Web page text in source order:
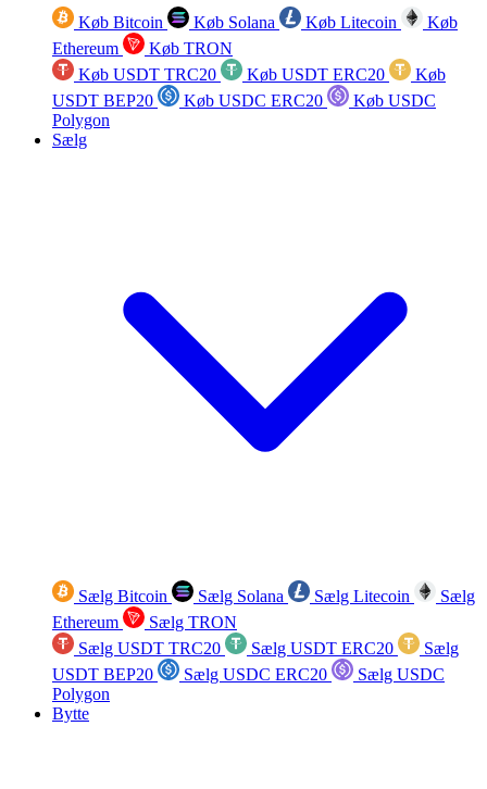
Køb Bitcoin Køb Solana Køb Litecoin
Køb
Ethereum
Køb TRON
Køb USDT TRC20
Køb USDT ERC20
Køb
USDT BEP20
Køb USDC ERC20
Køb USDC
Polygon
Sælg
Sælg Bitcoin Sælg Solana Sælg Litecoin
Sælg
Ethereum
Sælg TRON
Sælg USDT TRC20
Sælg USDT ERC20
Sælg
USDT BEP20
Sælg USDC ERC20
Sælg USDC
Polygon
Bytte